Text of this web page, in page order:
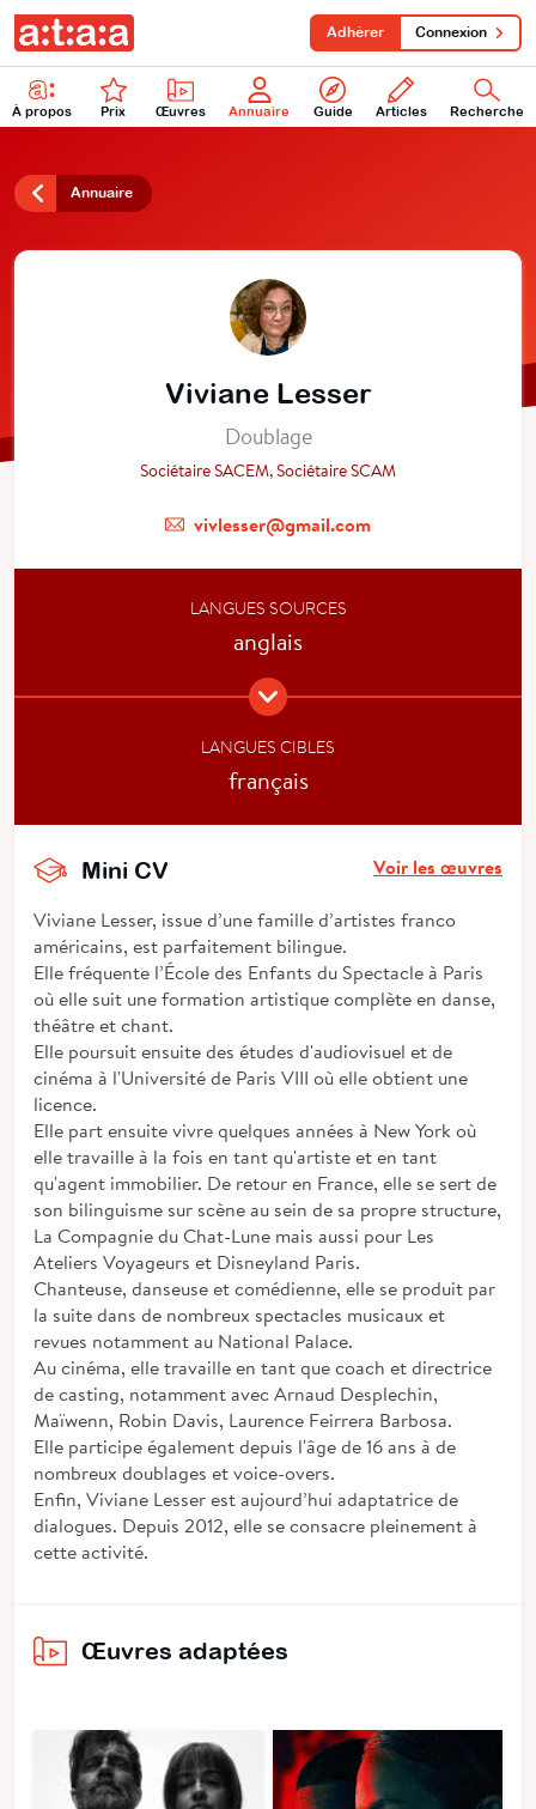
À propos Prix Œuvres Annuaire Guide Articles Recherche
Adhérer Connexion
Annuaire
Viviane Lesser
Doublage
Sociétaire SACEM, Sociétaire SCAM
vivlesser@gmail.com
LANGUES SOURCES
anglais
LANGUES CIBLES
français
Mini CV Voir les œuvres
Viviane Lesser, issue d’une famille d’artistes franco
américains, est parfaitement bilingue.
Elle fréquente l’École des Enfants du Spectacle à Paris
où elle suit une formation artistique complète en danse,
théâtre et chant.
Elle poursuit ensuite des études d'audiovisuel et de
cinéma à l'Université de Paris VIII où elle obtient une
licence.
Elle part ensuite vivre quelques années à New York où
elle travaille à la fois en tant qu'artiste et en tant
qu'agent immobilier. De retour en France, elle se sert de
son bilinguisme sur scène au sein de sa propre structure,
La Compagnie du Chat-Lune mais aussi pour Les
Ateliers Voyageurs et Disneyland Paris.
Chanteuse, danseuse et comédienne, elle se produit par
la suite dans de nombreux spectacles musicaux et
revues notamment au National Palace.
Au cinéma, elle travaille en tant que coach et directrice
de casting, notamment avec Arnaud Desplechin,
Maïwenn, Robin Davis, Laurence Feirrera Barbosa.
Elle participe également depuis l'âge de 16 ans à de
nombreux doublages et voice-overs.
Enfin, Viviane Lesser est aujourd’hui adaptatrice de
dialogues. Depuis 2012, elle se consacre pleinement à
cette activité.
Œuvres adaptées